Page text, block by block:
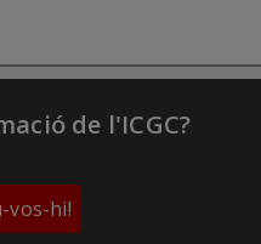
de l'ICGC?
vos-hi!